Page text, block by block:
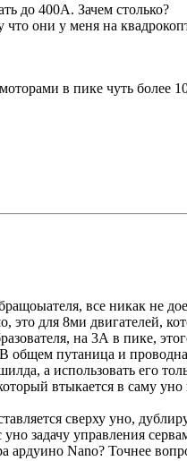
до 400А. Зачем столько?
они у меня на
в пике чуть
все никак не
это для 8ми двигателей,
на 3А в пике,
общем путаница и
а использовать его
втыкается в саму
сверху уно,
задачу управления
Nano? Точнее